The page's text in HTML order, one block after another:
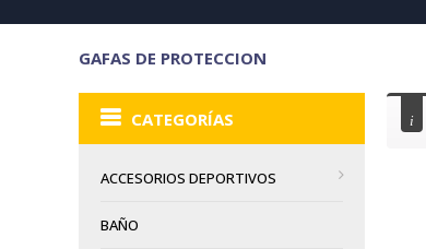
GAFAS DE PROTECCION
CATEGORÍAS
ACCESORIOS DEPORTIVOS
BAÑO